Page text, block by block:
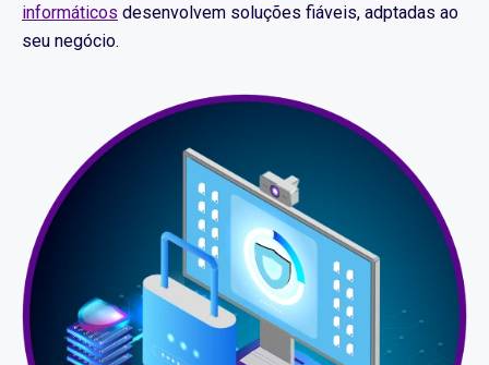
informáticos desenvolvem soluções fiáveis, adptadas ao
seu negócio.